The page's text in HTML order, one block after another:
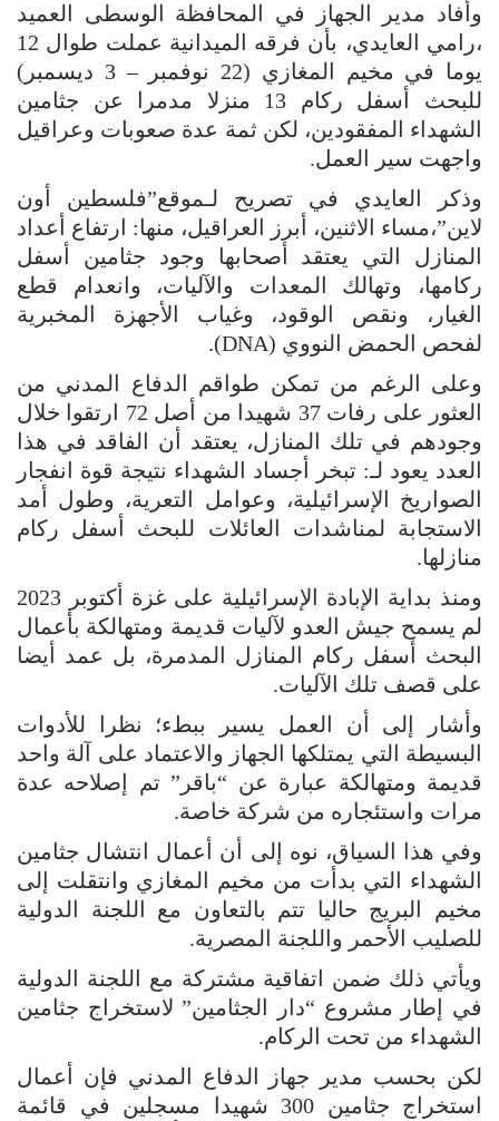
وأفاد مدير الجهاز في المحافظة الوسطى العميد
،رامي العايدي، بأن فرقه الميدانية عملت طوال 12
يوما في مخيم المغازي (22 نوفمبر – 3 ديسمبر)
للبحث أسفل ركام 13 منزلا مدمرا عن جثامين
الشهداء المفقودين، لكن ثمة عدة صعوبات وعراقيل
واجهت سير العمل.
وذكر العايدي في تصريح لـموقع”فلسطين أون
لاين”،مساء الاثنين، أبرز العراقيل، منها: ارتفاع أعداد
المنازل التي يعتقد أصحابها وجود جثامين أسفل
ركامها، وتهالك المعدات والآليات، وانعدام قطع
الغيار، ونقص الوقود، وغياب الأجهزة المخبرية
لفحص الحمض النووي (DNA).
وعلى الرغم من تمكن طواقم الدفاع المدني من
العثور على رفات 37 شهيدا من أصل 72 ارتقوا خلال
وجودهم في تلك المنازل، يعتقد أن الفاقد في هذا
العدد يعود لـ: تبخر أجساد الشهداء نتيجة قوة انفجار
الصواريخ الإسرائيلية، وعوامل التعرية، وطول أمد
الاستجابة لمناشدات العائلات للبحث أسفل ركام
منازلها.
ومنذ بداية الإبادة الإسرائيلية على غزة أكتوبر 2023
لم يسمح جيش العدو لآليات قديمة ومتهالكة بأعمال
البحث أسفل ركام المنازل المدمرة، بل عمد أيضا
على قصف تلك الآليات.
وأشار إلى أن العمل يسير ببطء؛ نظرا للأدوات
البسيطة التي يمتلكها الجهاز والاعتماد على آلة واحد
قديمة ومتهالكة عبارة عن “باقر” تم إصلاحه عدة
مرات واستئجاره من شركة خاصة.
وفي هذا السياق، نوه إلى أن أعمال انتشال جثامين
الشهداء التي بدأت من مخيم المغازي وانتقلت إلى
مخيم البريج حاليا تتم بالتعاون مع اللجنة الدولية
للصليب الأحمر واللجنة المصرية.
ويأتي ذلك ضمن اتفاقية مشتركة مع اللجنة الدولية
في إطار مشروع “دار الجثامين” لاستخراج جثامين
الشهداء من تحت الركام.
لكن بحسب مدير جهاز الدفاع المدني فإن أعمال
استخراج جثامين 300 شهيدا مسجلين في قائمة